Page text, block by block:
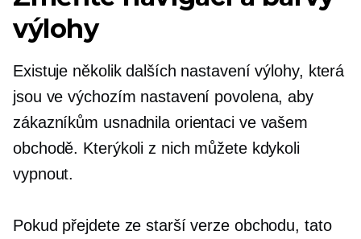
výlohy
Existuje několik dalších nastavení výlohy, která
jsou ve výchozím nastavení povolena, aby
zákazníkům usnadnila orientaci ve vašem
obchodě. Kterýkoli z nich můžete kdykoli
vypnout.
Pokud přejdete ze starší verze obchodu, tato